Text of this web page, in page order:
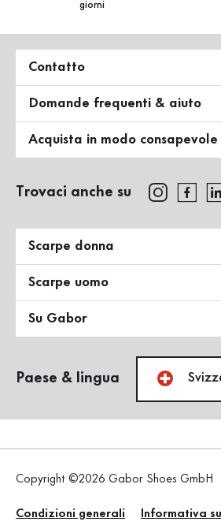
giorni
Contatto
Domande frequenti & aiuto
Acquista in modo consapevole
Trovaci anche su
Scarpe donna
Scarpe uomo
Su Gabor
Paese & lingua
Copyright ©2026 Gabor Shoes GmbH
Condizioni generali Informativa